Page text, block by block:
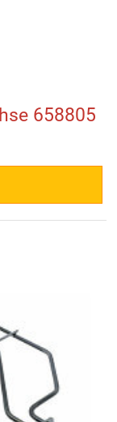
658805